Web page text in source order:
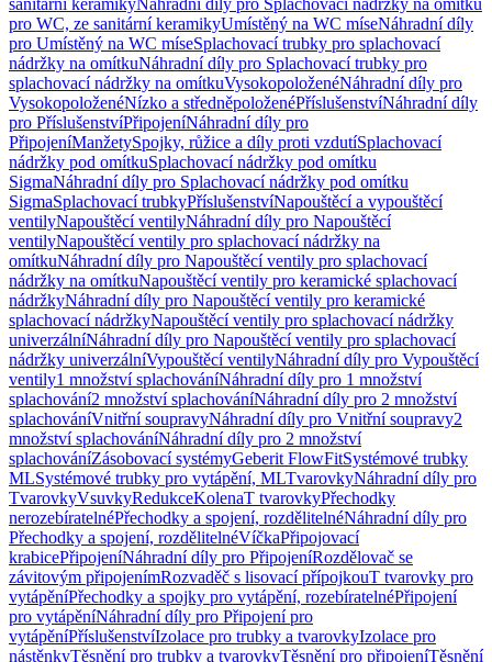
sanitární keramikyNáhradní díly pro Splachovací nádržky na omítku
pro WC, ze sanitární keramikyUmístěný na WC míseNáhradní díly
pro Umístěný na WC míseSplachovací trubky pro splachovací
nádržky na omítkuNáhradní díly pro Splachovací trubky pro
splachovací nádržky na omítkuVysokopoloženéNáhradní díly pro
VysokopoloženéNízko a středněpoloženéPříslušenstvíNáhradní díly
pro PříslušenstvíPřipojeníNáhradní díly pro
PřipojeníManžetySpojky, růžice a díly proti vzdutíSplachovací
nádržky pod omítkuSplachovací nádržky pod omítku
SigmaNáhradní díly pro Splachovací nádržky pod omítku
SigmaSplachovací trubkyPříslušenstvíNapouštěcí a vypouštěcí
ventilyNapouštěcí ventilyNáhradní díly pro Napouštěcí
ventilyNapouštěcí ventily pro splachovací nádržky na
omítkuNáhradní díly pro Napouštěcí ventily pro splachovací
nádržky na omítkuNapouštěcí ventily pro keramické splachovací
nádržkyNáhradní díly pro Napouštěcí ventily pro keramické
splachovací nádržkyNapouštěcí ventily pro splachovací nádržky
univerzálníNáhradní díly pro Napouštěcí ventily pro splachovací
nádržky univerzálníVypouštěcí ventilyNáhradní díly pro Vypouštěcí
ventily1 množství splachováníNáhradní díly pro 1 množství
splachování2 množství splachováníNáhradní díly pro 2 množství
splachováníVnitřní soupravyNáhradní díly pro Vnitřní soupravy2
množství splachováníNáhradní díly pro 2 množství
splachováníZásobovací systémyGeberit FlowFitSystémové trubky
MLSystémové trubky pro vytápění, MLTvarovkyNáhradní díly pro
TvarovkyVsuvkyRedukceKolenaT tvarovkyPřechodky
nerozebíratelnéPřechodky a spojení, rozdělitelnéNáhradní díly pro
Přechodky a spojení, rozdělitelnéVíčkaPřipojovací
krabicePřipojeníNáhradní díly pro PřipojeníRozdělovač se
závitovým připojenímRozvaděč s lisovací přípojkouT tvarovky pro
vytápěníPřechodky a spojky pro vytápění, rozebíratelnéPřipojení
pro vytápěníNáhradní díly pro Připojení pro
vytápěníPříslušenstvíIzolace pro trubky a tvarovkyIzolace pro
nástěnkyTěsnění pro trubky a tvarovkyTěsnění pro připojeníTěsnění